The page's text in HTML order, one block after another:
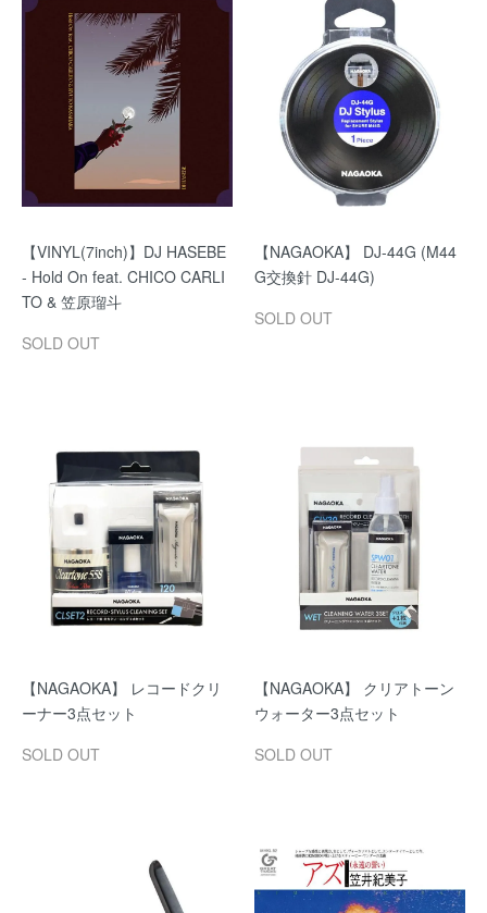
【VINYL(7inch)】DJ HASEBE
- Hold On feat. CHICO CARLI
TO & 笠原瑠斗
SOLD OUT
【NAGAOKA】 DJ-44G (M44
G交換針 DJ-44G)
SOLD OUT
【NAGAOKA】 レコードクリ
ーナー3点セット
SOLD OUT
【NAGAOKA】 クリアトーン
ウォーター3点セット
SOLD OUT